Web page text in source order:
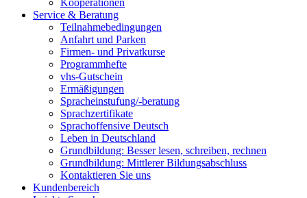
Kooperationen
Service & Beratung
Teilnahmebedingungen
Anfahrt und Parken
Firmen- und Privatkurse
Programmhefte
vhs-Gutschein
Ermäßigungen
Spracheinstufung/-beratung
Sprachzertifikate
Sprachoffensive Deutsch
Leben in Deutschland
Grundbildung: Besser lesen, schreiben, rechnen
Grundbildung: Mittlerer Bildungsabschluss
Kontaktieren Sie uns
Kundenbereich